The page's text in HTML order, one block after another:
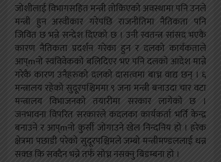
जोशीलाई विभागसहित मन्त्री तोकिएको अवस्थामा पनि उनले
मन्त्री हुन अस्वीकार गरेपछि राजनीतिमा नैतिकता पनि
जिवित छ भन्ने सन्देश दिएको छ । उनी स्वतन्त्र सांसद भएकै
कारण नैतिकता प्रदर्शन गरेका हुन र दलको कार्यकताले
आप्mनो स्वविवेकको बलिदिएर भए पनि दलको आदेश मान्ने
गरेकै कारण उनैहरुको दलको दासत्वमा बाच्न वाद्य छन् । ६
मन्त्रालय रहेको सुदूरपश्चिममा ९ जना मन्त्री बनाउदा चार वटा
मन्त्रालय विभाजनको तयारीमा सरकार लागेको छ ।
जनभावना विपरित सरकारले कदलका कार्यकर्ता भर्ति केन्द्र
बनाउने र आप्mनो कुर्सी जोगाउने खेल निन्दनिय हो । हरेक
क्षेत्रमा पछाडी परेको सुदूरपश्चिमले जम्बो मन्त्रीमण्डललाई धन्न
सक्छ कि सक्दैन भन्ने तर्फ सोच्न नसक्नु बिडम्बना हो ।